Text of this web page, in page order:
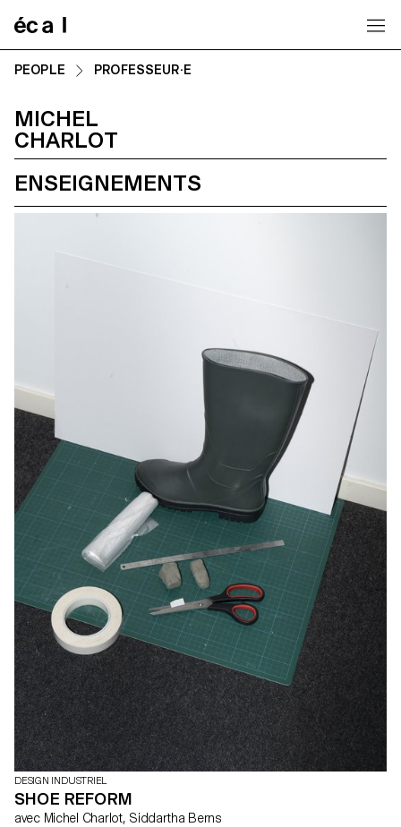
PEOPLE PROFESSEUR·E
MICHEL
CHARLOT
ENSEIGNEMENTS
DESIGN INDUSTRIEL
SHOE REFORM
avec Michel Charlot, Siddartha Berns